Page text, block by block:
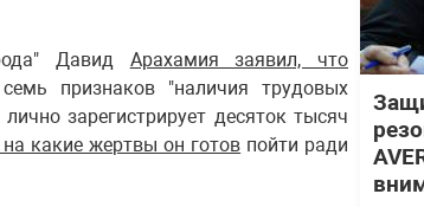
Давид Арахамия заявил, что
признаков "наличия трудовых
зарегистрирует десяток тысяч
какие жертвы он готов пойти ради